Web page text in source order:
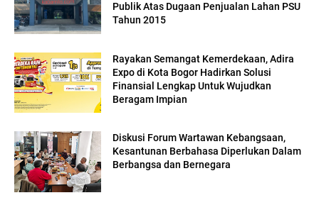
Publik Atas Dugaan Penjualan Lahan PSU
Tahun 2015
Rayakan Semangat Kemerdekaan, Adira
Expo di Kota Bogor Hadirkan Solusi
Finansial Lengkap Untuk Wujudkan
Beragam Impian
Diskusi Forum Wartawan Kebangsaan,
Kesantunan Berbahasa Diperlukan Dalam
Berbangsa dan Bernegara